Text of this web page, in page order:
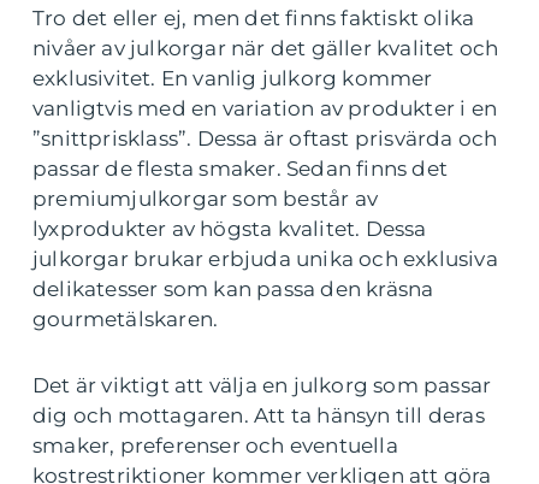
Tro det eller ej, men det finns faktiskt olika
nivåer av julkorgar när det gäller kvalitet och
exklusivitet. En vanlig julkorg kommer
vanligtvis med en variation av produkter i en
”snittprisklass”. Dessa är oftast prisvärda och
passar de flesta smaker. Sedan finns det
premiumjulkorgar som består av
lyxprodukter av högsta kvalitet. Dessa
julkorgar brukar erbjuda unika och exklusiva
delikatesser som kan passa den kräsna
gourmetälskaren.
Det är viktigt att välja en julkorg som passar
dig och mottagaren. Att ta hänsyn till deras
smaker, preferenser och eventuella
kostrestriktioner kommer verkligen att göra